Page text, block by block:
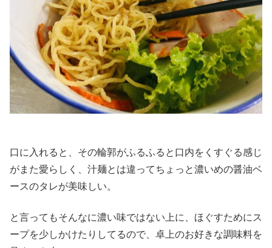
口に入れると、その輪郭がふるふると口内をくすぐる感じ
がまた愛らしく、汁麺とは違ってちょっと濃いめの醤油ベ
ースのタレが美味しい。
と言ってもそんなに濃い味ではない上に、ほぐすためにス
ープを少しかけたりしてるので、卓上のお好きな調味料を